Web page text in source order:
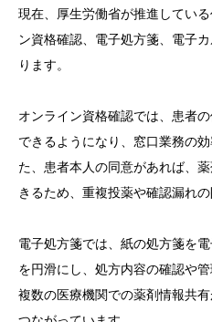
現在、厚生労働省が推進してい
ン資格確認、電子処方箋、電子
ります。
オンライン資格確認では、患者
できるようになり、窓口業務の
た、患者本人の同意があれば、
きるため、重複投薬や確認漏れ
電子処方箋では、紙の処方箋を
を円滑にし、処方内容の確認や
複数の医療機関での薬剤情報共